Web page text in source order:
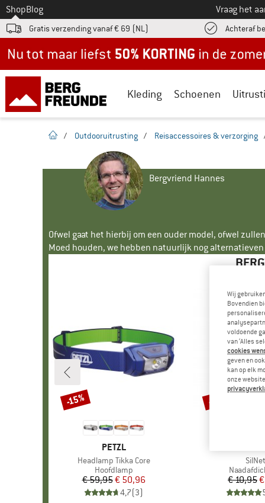
Naar
ShopBlog Vraag het
Gratis verzending vanaf € 69 (NL) Achteraf
Kleding Schoenen
Startpagina
/ Outdooruitrusting / Reisaccessoires & verzorging
Bergvriend Hannes
Ofwel gaat het hierbij om een ouder model, ofwel
Moed houden, we hebben natuurlijk nog alternatieven
MERK
PETZL
Artikel
Headlamp Tikka Core
Productgroep
Hoofdlamp
Prijs
€ 59,95Verlaagde prijs
€ 50,96
4,7(3)
Korting
-15%
Artikel
SilNet
€ 10,95
Korting
-15%
Wij
Bovendien
voldoende
van ‘Alles
cookies
geven en
kan op elk
onze